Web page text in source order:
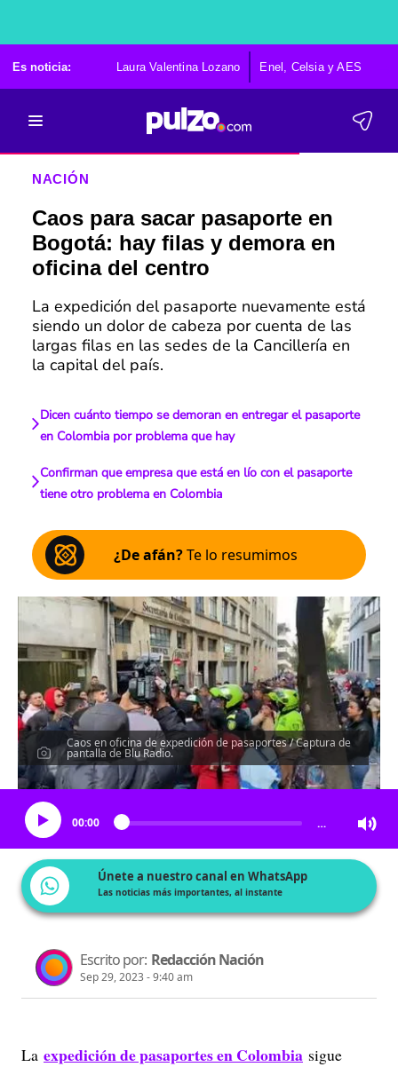
Es noticia: Laura Valentina Lozano Enel, Celsia y AES
NACIÓN
Caos para sacar pasaporte en
Bogotá: hay filas y demora en
oficina del centro
La expedición del pasaporte nuevamente está
siendo un dolor de cabeza por cuenta de las
largas filas en las sedes de la Cancillería en
la capital del país.
Dicen cuánto tiempo se demoran en entregar el pasaporte
en Colombia por problema que hay
Confirman que empresa que está en lío con el pasaporte
tiene otro problema en Colombia
¿De afán?Te lo resumimos
Caos en oficina de expedición de pasaportes / Captura de
pantalla de Blu Radio.
Escucha el artículo
00:00 …
Únete a nuestro canal en WhatsApp
Las noticias más importantes, al instante
Escrito por: Redacción Nación
Sep 29, 2023 - 9:40 am
La expedición de pasaportes en Colombia sigue